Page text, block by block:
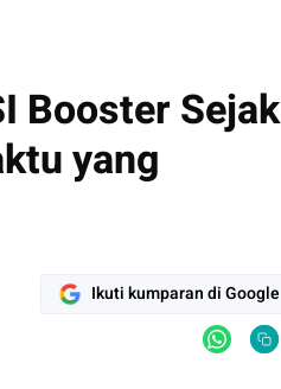
Booster Sejak
yang
Ikuti kumparan di Google